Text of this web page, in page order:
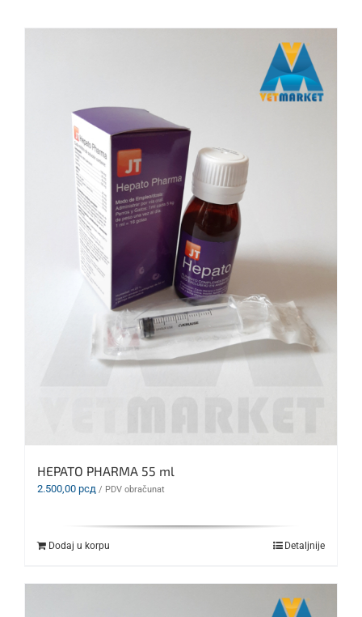
HEPATO PHARMA 55 ml
2.500,00 рсд / PDV obračunat
Dodaj u korpu Detaljnije